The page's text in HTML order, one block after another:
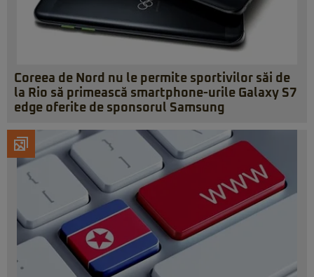
Coreea de Nord nu le permite sportivilor săi de
la Rio să primească smartphone-urile Galaxy S7
edge oferite de sponsorul Samsung